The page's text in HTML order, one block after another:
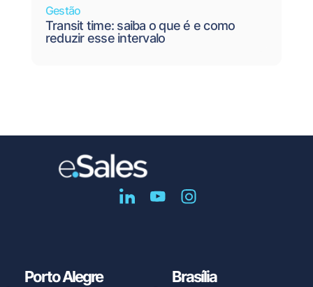
Gestão
Transit time: saiba o que é e como
reduzir esse intervalo
Porto Alegre Brasília